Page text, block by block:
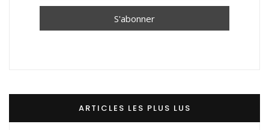
ARTICLES LES PLUS LUS